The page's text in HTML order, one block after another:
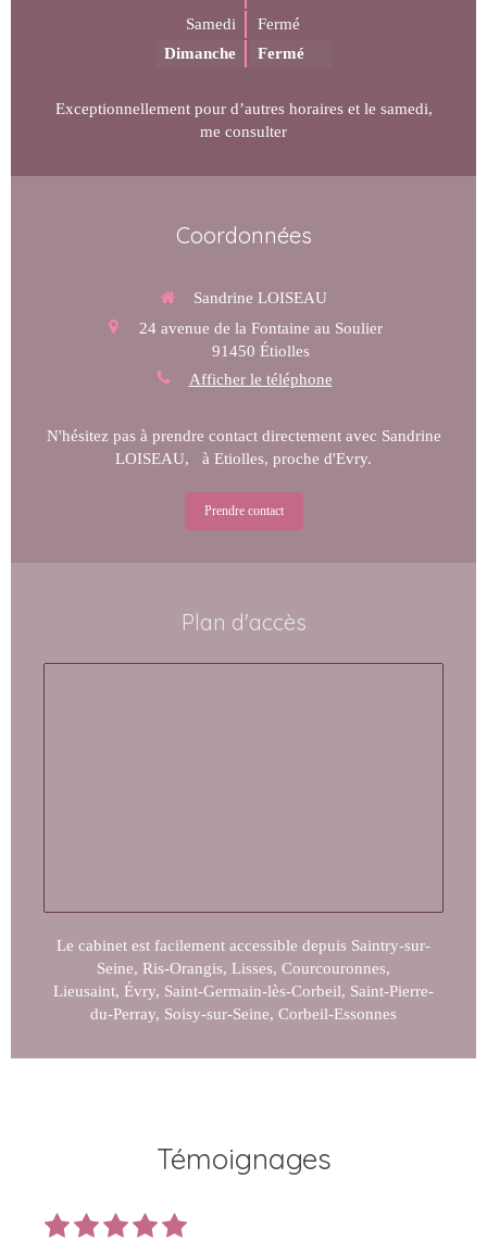
Samedi
Fermé
Dimanche
Fermé
Exceptionnellement pour d’autres horaires et le samedi,
me consulter
Coordonnées
Sandrine LOISEAU
24 avenue de la Fontaine au Soulier
91450 Étiolles
Afficher le téléphone
N'hésitez pas à prendre contact directement avec Sandrine
LOISEAU, à Etiolles, proche d'Evry.
Prendre contact
Plan d'accès
Le cabinet est facilement accessible depuis Saintry-sur-
Seine, Ris-Orangis, Lisses, Courcouronnes,
Lieusaint, Évry, Saint-Germain-lès-Corbeil, Saint-Pierre-
du-Perray, Soisy-sur-Seine, Corbeil-Essonnes
Témoignages